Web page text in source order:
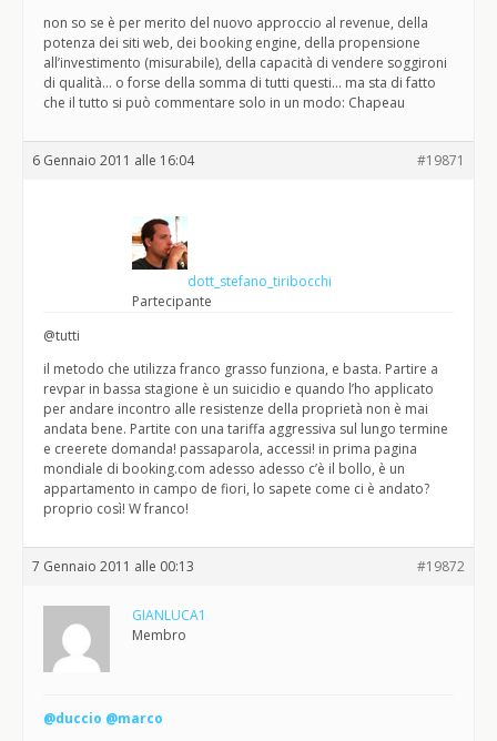
non so se è per merito del nuovo approccio al revenue, della
potenza dei siti web, dei booking engine, della propensione
all’investimento (misurabile), della capacità di vendere soggironi
di qualità… o forse della somma di tutti questi… ma sta di fatto
che il tutto si può commentare solo in un modo: Chapeau
6 Gennaio 2011 alle 16:04 #19871
dott_stefano_tiribocchi
Partecipante
@tutti
il metodo che utilizza franco grasso funziona, e basta. Partire a
revpar in bassa stagione è un suicidio e quando l’ho applicato
per andare incontro alle resistenze della proprietà non è mai
andata bene. Partite con una tariffa aggressiva sul lungo termine
e creerete domanda! passaparola, accessi! in prima pagina
mondiale di booking.com adesso adesso c’è il bollo, è un
appartamento in campo de fiori, lo sapete come ci è andato?
proprio così! W franco!
7 Gennaio 2011 alle 00:13 #19872
GIANLUCA1
Membro
@duccio @marco